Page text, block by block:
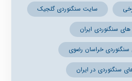
سایت سنگنوردی گلجیک
سنگنوردی ایران
خراسان رضوی
سنگنوردی در ایران